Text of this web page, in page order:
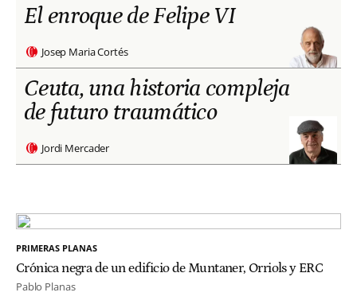
El enroque de Felipe VI
Josep Maria Cortés
Ceuta, una historia compleja
de futuro traumático
Jordi Mercader
PRIMERAS PLANAS
Crónica negra de un edificio de Muntaner, Orriols y ERC
Pablo Planas